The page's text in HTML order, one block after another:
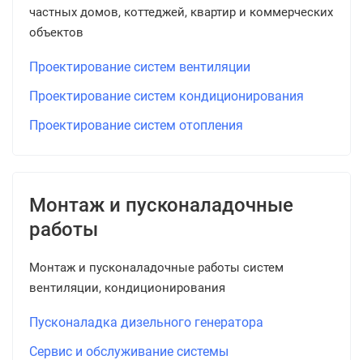
частных домов, коттеджей, квартир и коммерческих
объектов
Проектирование систем вентиляции
Проектирование систем кондиционирования
Проектирование систем отопления
Монтаж и пусконаладочные
работы
Монтаж и пусконаладочные работы систем
вентиляции, кондиционирования
Пусконаладка дизельного генератора
Сервис и обслуживание системы